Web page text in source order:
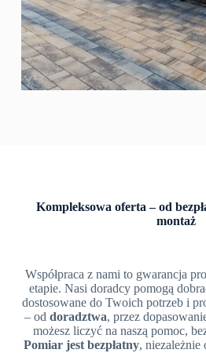
Kompleksowa oferta – od
montaż
Współpraca z nami to gwarancja
etapie. Nasi doradcy pomogą
dostosowane do Twoich potrzeb i
– oddoradztwa, przez
możesz liczyć na naszą pomoc,
Pomiar jest bezpłatny, niezależnie